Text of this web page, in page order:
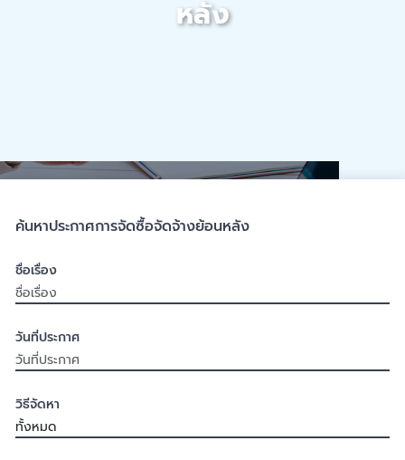
หลัง
ค้นหาประกาศการจัดซื้อจัดจ้างย้อนหลัง
ชื่อเรื่อง
วันที่ประกาศ
วิธีจัดหา